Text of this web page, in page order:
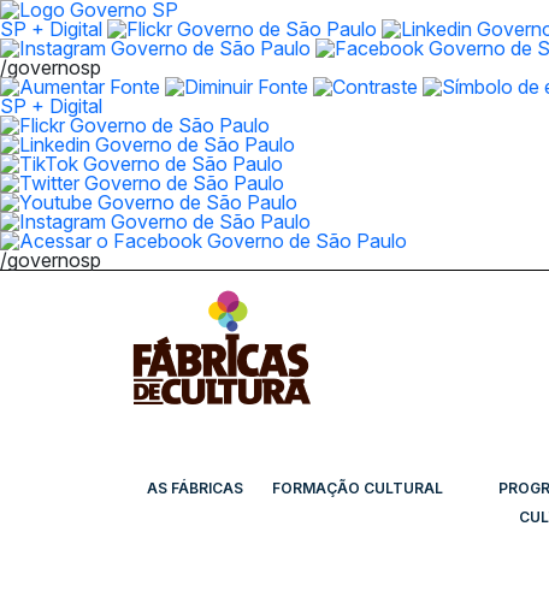
SP + Digital
/governosp
SP + Digital
/governosp
AS FÁBRICAS FORMAÇÃO CULTURAL